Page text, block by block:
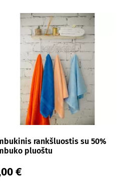
rankšluostis su 50%
pluoštu
€